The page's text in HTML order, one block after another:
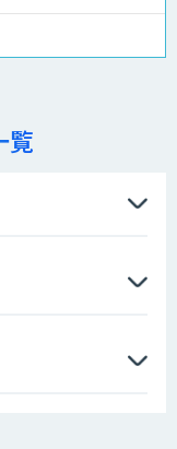
ション
メイドAI開発（知
開発サービス
覧